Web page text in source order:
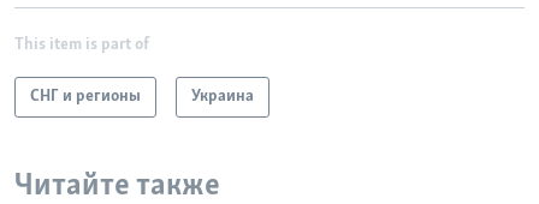
This item is part of
СНГ и регионы Украина
Читайте также